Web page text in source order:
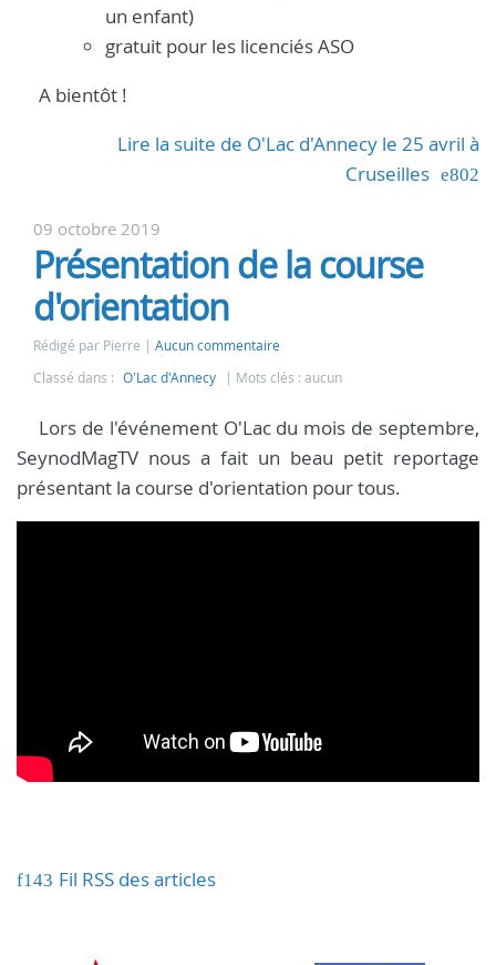
un enfant)
gratuit pour les licenciés ASO
A bientôt !
Lire la suite de O'Lac d'Annecy le 25 avril à
Cruseilles
09 octobre 2019
Présentation de la course
d'orientation
Rédigé par Pierre
Aucun commentaire
Classé dans : O'Lac d'Annecy Mots clés : aucun
Lors de l'événement O'Lac du mois de septembre,
SeynodMagTV nous a fait un beau petit reportage
présentant la course d'orientation pour tous.
Fil RSS des articles